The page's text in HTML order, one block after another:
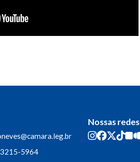
5964
Nossas redes